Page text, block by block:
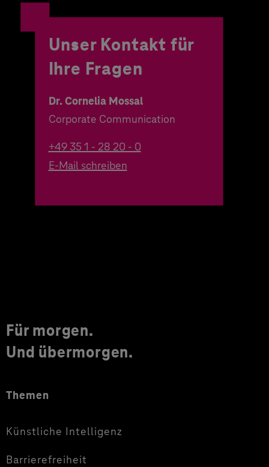
Unser Kontakt für
Ihre Fragen
Dr. Cornelia Mossal
Corporate Communication
+49 35 1 - 28 20 - 0
E-Mail schreiben
Für morgen.
Und übermorgen.
Themen
Künstliche Intelligenz
Barrierefreiheit